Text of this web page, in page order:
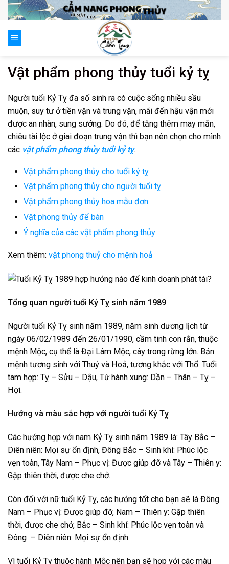
Skip
content
Vật phẩm phong thủy tuổi kỷ tỵ
Người tuổi Kỷ Tỵ đa số sinh ra có cuộc sống nhiều sầu
muộn, suy tư ở tiền vận và trung vận, mãi đến hậu vận mới
được an nhàn, sung sướng. Do đó, để tăng thêm may mắn,
chiêu tài lộc ở giai đoạn trung vận thì bạn nên chọn cho mình
các vật phẩm phong thủy tuổi kỷ tỵ.
Vật phẩm phong thủy cho tuổi kỷ tỵ
Vật phẩm phong thủy cho người tuổi tỵ
Vật phẩm phong thủy hoa mẫu đơn
Vật phong thủy để bàn
Ý nghĩa của các vật phẩm phong thủy
Xem thêm: vật phong thuỷ cho mệnh hoả
Tổng quan người tuổi Kỷ Tỵ sinh năm 1989
Người tuổi Kỷ Tỵ sinh năm 1989, năm sinh dương lịch từ
ngày 06/02/1989 đến 26/01/1990, cầm tinh con rắn, thuộc
mệnh Mộc, cụ thể là Đại Lâm Mộc, cây trong rừng lớn. Bản
mệnh tương sinh với Thuỷ và Hoả, tương khắc với Thổ. Tuổi
tam hợp: Tỵ – Sửu – Dậu, Tứ hành xung: Dần – Thân – Tỵ –
Hợi.
Hướng và màu sắc hợp với người tuổi Kỷ Tỵ
Các hướng hợp với nam Kỷ Tỵ sinh năm 1989 là: Tây Bắc –
Diên niên: Mọi sự ổn định, Đông Bắc – Sinh khí: Phúc lộc
vẹn toàn, Tây Nam – Phục vị: Được giúp đỡ và Tây – Thiên y:
Gặp thiên thời, được che chở.
Còn đối với nữ tuổi Kỷ Tỵ, các hướng tốt cho bạn sẽ là Đông
Nam – Phục vị: Được giúp đỡ, Nam – Thiên y: Gặp thiên
thời, được che chở, Bắc – Sinh khí: Phúc lộc vẹn toàn và
Đông – Diên niên: Mọi sự ổn định.
Vì tuổi Kỷ Tỵ thuộc hành Mộc nên bạn sẽ hợp với các màu